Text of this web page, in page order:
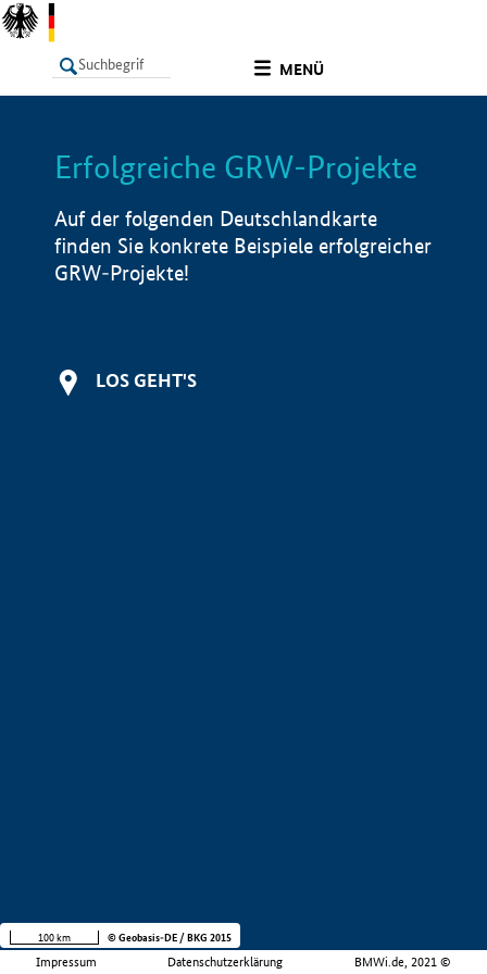
MENÜ
LISTE Info
Erfolgreiche GRW-Projekte
Auf der folgenden Deutschlandkarte
finden Sie konkrete Beispiele erfolgreicher
GRW-Projekte!
LOS GEHT'S
Impressum Datenschutzerklärung BMWi.de, 2021 ©
100 km © Geobasis-DE / BKG 2015